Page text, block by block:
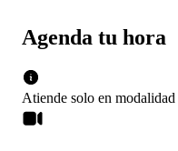
Agenda tu hora
Atiende solo en modalidad